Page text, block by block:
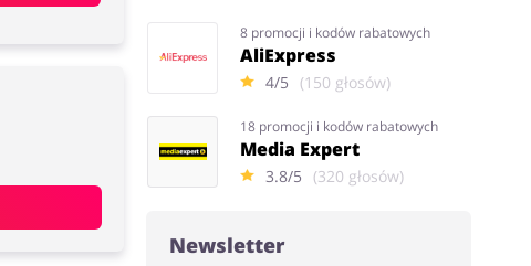
8 promocji i kodów rabatowych
AliExpress
4/5 (150 głosów)
18 promocji i kodów rabatowych
Media Expert
3.8/5 (320 głosów)
Newsletter